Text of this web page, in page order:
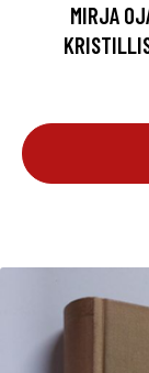
MIRJA